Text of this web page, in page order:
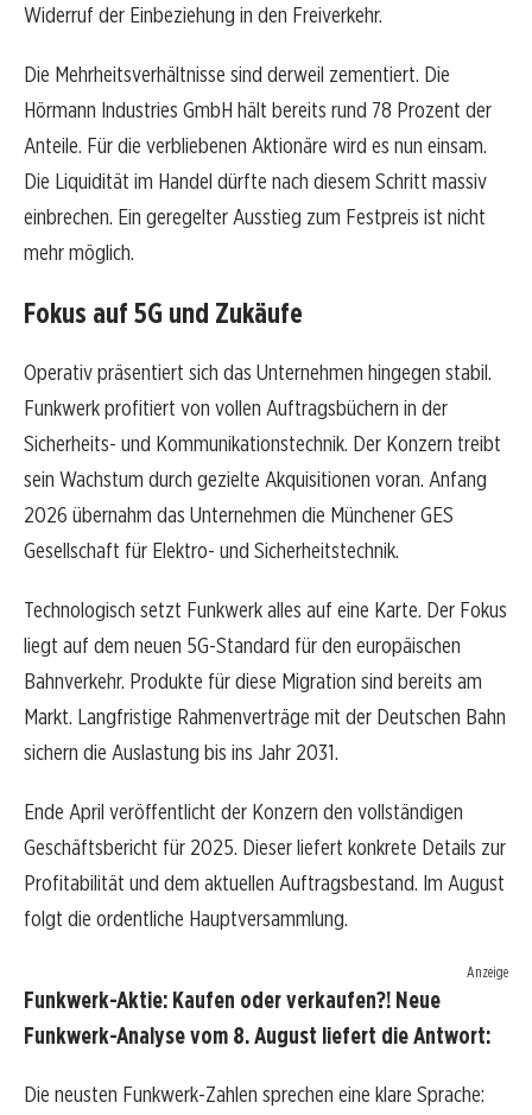
Widerruf der Einbeziehung in den Freiverkehr.
Die Mehrheitsverhältnisse sind derweil zementiert. Die
Hörmann Industries GmbH hält bereits rund 78 Prozent der
Anteile. Für die verbliebenen Aktionäre wird es nun einsam.
Die Liquidität im Handel dürfte nach diesem Schritt massiv
einbrechen. Ein geregelter Ausstieg zum Festpreis ist nicht
mehr möglich.
Fokus auf 5G und Zukäufe
Operativ präsentiert sich das Unternehmen hingegen stabil.
Funkwerk profitiert von vollen Auftragsbüchern in der
Sicherheits- und Kommunikationstechnik. Der Konzern treibt
sein Wachstum durch gezielte Akquisitionen voran. Anfang
2026 übernahm das Unternehmen die Münchener GES
Gesellschaft für Elektro- und Sicherheitstechnik.
Technologisch setzt Funkwerk alles auf eine Karte. Der Fokus
liegt auf dem neuen 5G-Standard für den europäischen
Bahnverkehr. Produkte für diese Migration sind bereits am
Markt. Langfristige Rahmenverträge mit der Deutschen Bahn
sichern die Auslastung bis ins Jahr 2031.
Ende April veröffentlicht der Konzern den vollständigen
Geschäftsbericht für 2025. Dieser liefert konkrete Details zur
Profitabilität und dem aktuellen Auftragsbestand. Im August
folgt die ordentliche Hauptversammlung.
Anzeige
Funkwerk-Aktie: Kaufen oder verkaufen?! Neue
Funkwerk-Analyse vom 8. August liefert die Antwort:
Die neusten Funkwerk-Zahlen sprechen eine klare Sprache: